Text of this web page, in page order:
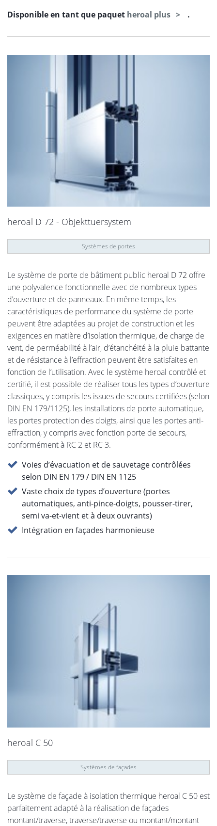
Disponible en tant que paquet heroal plus .
heroal D 72 - Objekttuersystem
Systèmes de portes
Le système de porte de bâtiment public heroal D 72 offre
une polyvalence fonctionnelle avec de nombreux types
d’ouverture et de panneaux. En même temps, les
caractéristiques de performance du système de porte
peuvent être adaptées au projet de construction et les
exigences en matière d’isolation thermique, de charge de
vent, de perméabilité à l’air, d’étanchéité à la pluie battante
et de résistance à l’effraction peuvent être satisfaites en
fonction de l’utilisation. Avec le système heroal contrôlé et
certifié, il est possible de réaliser tous les types d’ouverture
classiques, y compris les issues de secours certifiées (selon
DIN EN 179/1125), les installations de porte automatique,
les portes protection des doigts, ainsi que les portes anti-
effraction, y compris avec fonction porte de secours,
conformément à RC 2 et RC 3.
Voies d’évacuation et de sauvetage contrôlées
selon DIN EN 179 / DIN EN 1125
Vaste choix de types d’ouverture (portes
automatiques, anti-pince-doigts, pousser-tirer,
semi va-et-vient et à deux ouvrants)
Intégration en façades harmonieuse
heroal C 50
Systèmes de façades
Le système de façade à isolation thermique heroal C 50 est
parfaitement adapté à la réalisation de façades
montant/traverse, traverse/traverse ou montant/montant